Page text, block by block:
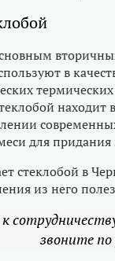
в
для
стеклобой в
из него
звоните